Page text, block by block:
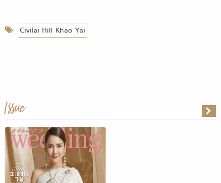
Civilai Hill Khao Yai
Issue